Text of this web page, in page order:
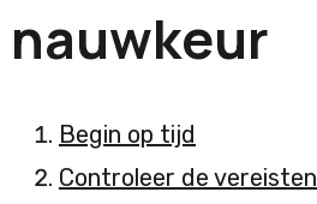
nauwkeur
Begin op tijd
Controleer de vereisten